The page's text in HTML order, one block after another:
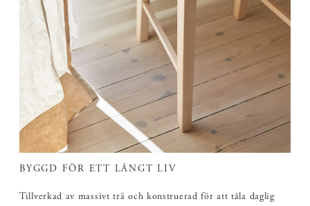
BYGGD FÖR ETT LÅNGT LIV
Tillverkad av massivt trä och konstruerad för att tåla daglig